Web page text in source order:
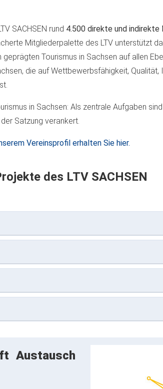
SACHSEN rund 4.500 direkte und indirekte
Mitgliederpalette des LTV unterstützt
Tourismus in Sachsen auf allen
die auf Wettbewerbsfähigkeit,
in Sachsen: Als zentrale Aufgaben
der Satzung verankert.
Vereinsprofil erhalten Sie hier.
des LTV SACHSEN
Austausch